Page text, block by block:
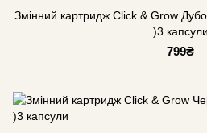
Змінний картридж Click & Grow
)3 капсули
799₴